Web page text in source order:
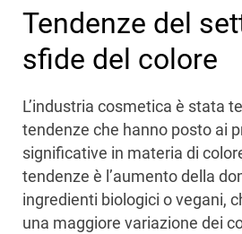
Tendenze del
sfide del colore
L’industria cosmetica è stata
tendenze che hanno posto ai
significative in materia di
tendenze è l’aumento della
ingredienti biologici o vegani,
una maggiore variazione dei